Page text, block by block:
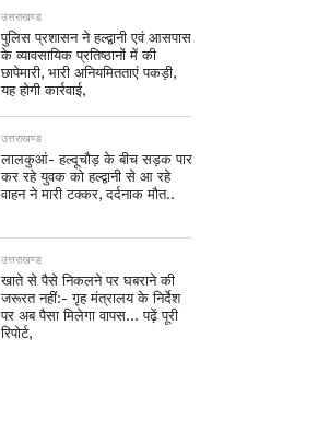
उत्तराखण्ड
पुलिस प्रशासन ने हल्द्वानी एवं आसपास
के व्यावसायिक प्रतिष्ठानों में की
छापेमारी, भारी अनियमितताएं पकड़ी,
यह होगी कार्रवाई,
उत्तराखण्ड
लालकुआं- हल्दूचौड़ के बीच सड़क पार
कर रहे युवक को हल्द्वानी से आ रहे
वाहन ने मारी टक्कर, दर्दनाक मौत..
उत्तराखण्ड
खाते से पैसे निकलने पर घबराने की
जरूरत नहीं:- गृह मंत्रालय के निर्देश
पर अब पैसा मिलेगा वापस… पढ़ें पूरी
रिपोर्ट,